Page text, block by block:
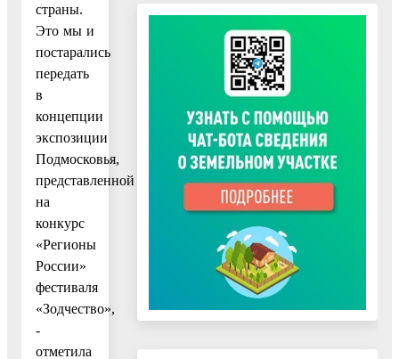
страны.
Это мы и
постарались
передать
в
концепции
экспозиции
Подмосковья,
представленной
на
конкурс
«Регионы
России»
фестиваля
«Зодчество»,
-
отметила